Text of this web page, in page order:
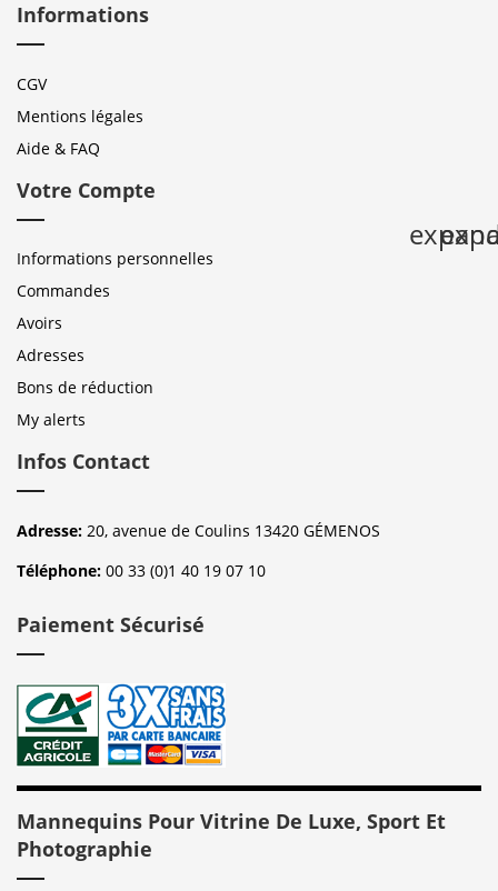
Informations
CGV
Mentions légales
Aide & FAQ
Votre Compte
Informations personnelles
Commandes
Avoirs
Adresses
Bons de réduction
My alerts
Infos Contact
Adresse: 20, avenue de Coulins 13420 GÉMENOS
Téléphone: 00 33 (0)1 40 19 07 10
Paiement Sécurisé
Mannequins Pour Vitrine De Luxe, Sport Et
Photographie